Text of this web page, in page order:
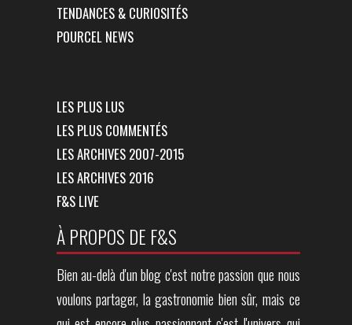
TENDANCES & CURIOSITÉS
POURCEL NEWS
LES PLUS LUS
LES PLUS COMMENTÉS
LES ARCHIVES 2007-2015
LES ARCHIVES 2016
F&S LIVE
À PROPOS DE F&S
Bien au-delà d'un blog c'est notre passion que nous
voulons partager, la gastronomie bien sûr, mais ce